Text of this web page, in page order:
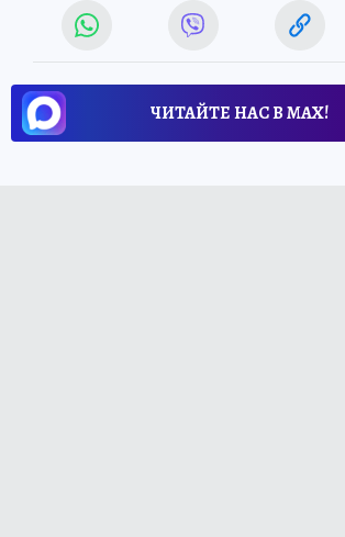
ЧИТАЙТЕ НАС В МАХ!